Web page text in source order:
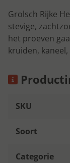
Grolsch Rijke
stevige,
het proeven
kruiden,
SKU
Soort
Categorie